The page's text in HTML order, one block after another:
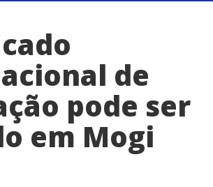
de
pode ser
em Mogi